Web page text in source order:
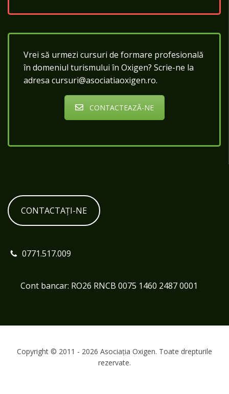
Vrei să urmezi cursuri de formare profesională
în domeniul turismului în Oxigen? Scrie-ne la
adresa cursuri@asociatiaoxigen.ro.
CONTACTEAZĂ-NE
CONTACTAȚI-NE
0771.517.009
Cont bancar: RO26 RNCB 0075 1460 2487 0001
Copyright © 2011 - 2026 Asociația Oxigen. Toate drepturile
rezervate.